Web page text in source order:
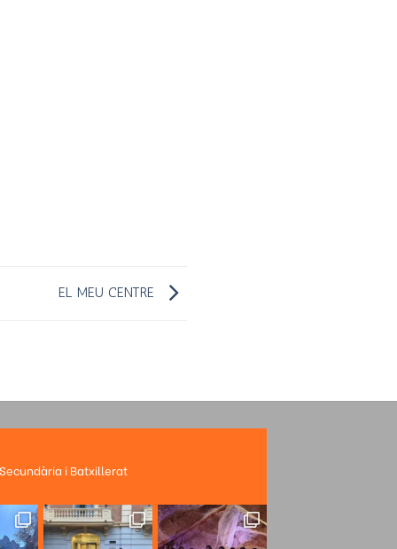
EL MEU CENTRE
i Batxillerat